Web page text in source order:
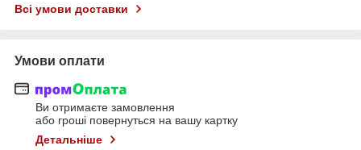
Всі умови доставки
Умови оплати
Ви отримаєте замовлення
або гроші повернуться на вашу картку
Детальніше